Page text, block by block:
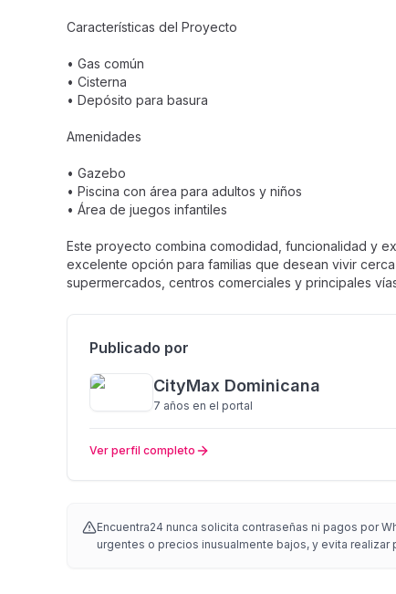
Características del Proyecto
• Gas común
• Cisterna
• Depósito para basura
Amenidades
• Gazebo
• Piscina con área para adultos y niños
• Área de juegos infantiles
Este proyecto combina comodidad, funcionalidad y
excelente opción para familias que desean vivir
supermercados, centros comerciales y principales
Publicado por
CityMax Dominicana
7 años en el portal
Ver perfil completo
Encuentra24 nunca solicita contraseñas ni pagos por
urgentes o precios inusualmente bajos, y evita